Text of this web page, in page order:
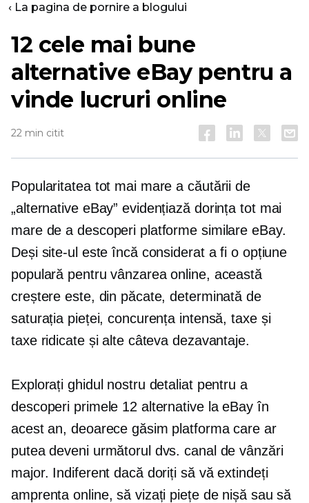
‹ La pagina de pornire a blogului
12 cele mai bune
alternative eBay pentru a
vinde lucruri online
22 min citit
Popularitatea tot mai mare a căutării de
„alternative eBay” evidențiază dorința tot mai
mare de a descoperi platforme similare eBay.
Deși site-ul este încă considerat a fi o opțiune
populară pentru vânzarea online, această
creștere este, din păcate, determinată de
saturația pieței, concurența intensă, taxe și
taxe ridicate și alte câteva dezavantaje.
Explorați ghidul nostru detaliat pentru a
descoperi primele 12 alternative la eBay în
acest an, deoarece găsim platforma care ar
putea deveni următorul dvs. canal de vânzări
major. Indiferent dacă doriți să vă extindeți
amprenta online, să vizați piețe de nișă sau să